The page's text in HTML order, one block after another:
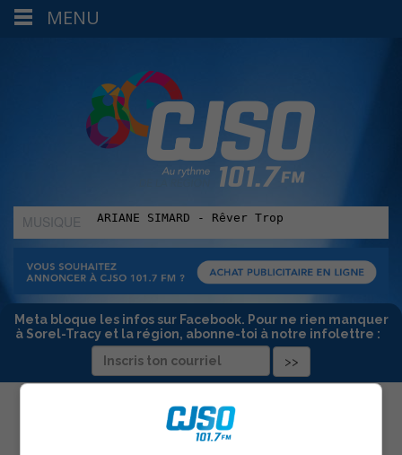
MUSIQUE
:
Meta bloque les infos sur Facebook. Pour ne rien manquer
à Sorel-Tracy et la région, abonne-toi à notre infolettre :
LES BUREAUX DE PARC ÉOLIEN PIERRE-DE
MENU